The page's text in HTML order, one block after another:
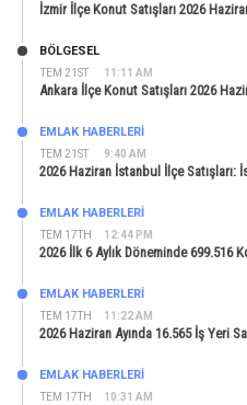
İzmir İlçe Konut Satışları 2026
TEM 21ST 11:11 AM
BÖLGESEL
Ankara İlçe Konut Satışları 2026
TEM 21ST 9:40 AM
EMLAK HABERLERI
2026 Haziran İstanbul İlçe Satışları:
TEM 17TH 12:44 PM
EMLAK HABERLERI
2026 İlk 6 Aylık Döneminde 699.516
TEM 17TH 11:22 AM
EMLAK HABERLERI
2026 Haziran Ayında 16.565 İş Yeri
TEM 17TH 10:31 AM
EMLAK HABERLERI